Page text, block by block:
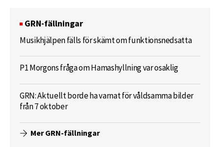
GRN-fällningar
Musikhjälpen fälls för skämt om funktionsnedsatta
P1 Morgons fråga om Hamashyllning var osaklig
GRN: Aktuellt borde ha varnat för våldsamma bilder
från 7 oktober
Mer GRN-fällningar